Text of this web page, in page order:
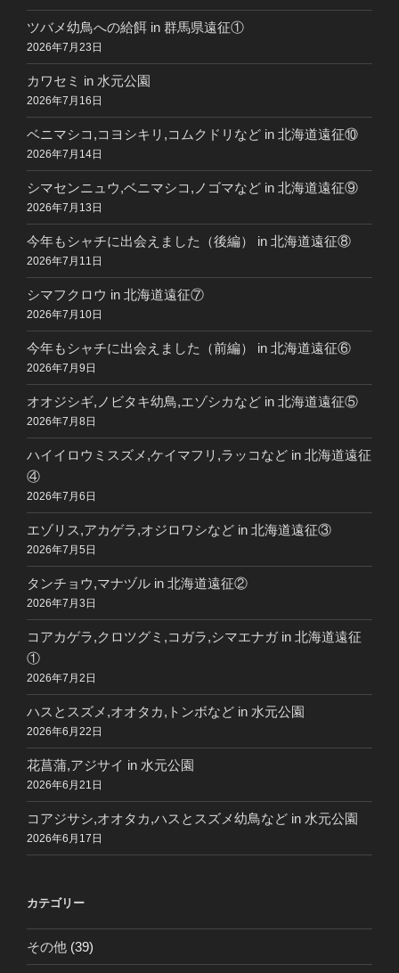
ツバメ幼鳥への給餌 in 群馬県遠征①
2026年7月23日
カワセミ in 水元公園
2026年7月16日
ベニマシコ,コヨシキリ,コムクドリなど in 北海道遠征⑩
2026年7月14日
シマセンニュウ,ベニマシコ,ノゴマなど in 北海道遠征⑨
2026年7月13日
今年もシャチに出会えました（後編） in 北海道遠征⑧
2026年7月11日
シマフクロウ in 北海道遠征⑦
2026年7月10日
今年もシャチに出会えました（前編） in 北海道遠征⑥
2026年7月9日
オオジシギ,ノビタキ幼鳥,エゾシカなど in 北海道遠征⑤
2026年7月8日
ハイイロウミスズメ,ケイマフリ,ラッコなど in 北海道遠征
④
2026年7月6日
エゾリス,アカゲラ,オジロワシなど in 北海道遠征③
2026年7月5日
タンチョウ,マナヅル in 北海道遠征②
2026年7月3日
コアカゲラ,クロツグミ,コガラ,シマエナガ in 北海道遠征
①
2026年7月2日
ハスとスズメ,オオタカ,トンボなど in 水元公園
2026年6月22日
花菖蒲,アジサイ in 水元公園
2026年6月21日
コアジサシ,オオタカ,ハスとスズメ幼鳥など in 水元公園
2026年6月17日
カテゴリー
その他 (39)